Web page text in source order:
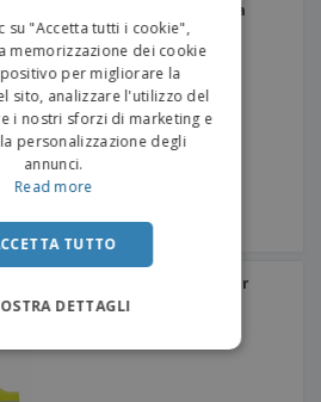
Tuta alta visibilità | Tuta
intera ad alta visibilità
Gilet catarifrangente per
bambini MINI VISIBLE
su "Accetta tutti i cookie",
memorizzazione dei cookie
per migliorare la
sito, analizzare l'utilizzo del
i nostri sforzi di marketing e
personalizzazione degli
annunci.
Read more
TUTTO
DETTAGLI